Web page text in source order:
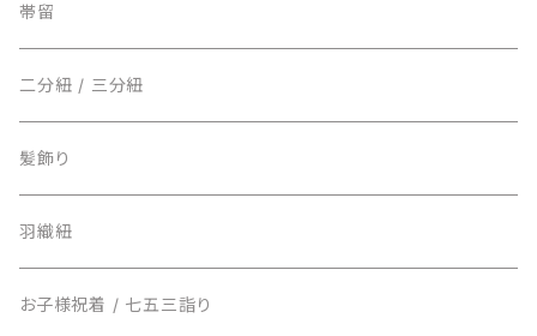
帯留
二分紐 / 三分紐
髪飾り
羽織紐
お子様祝着 / 七五三詣り